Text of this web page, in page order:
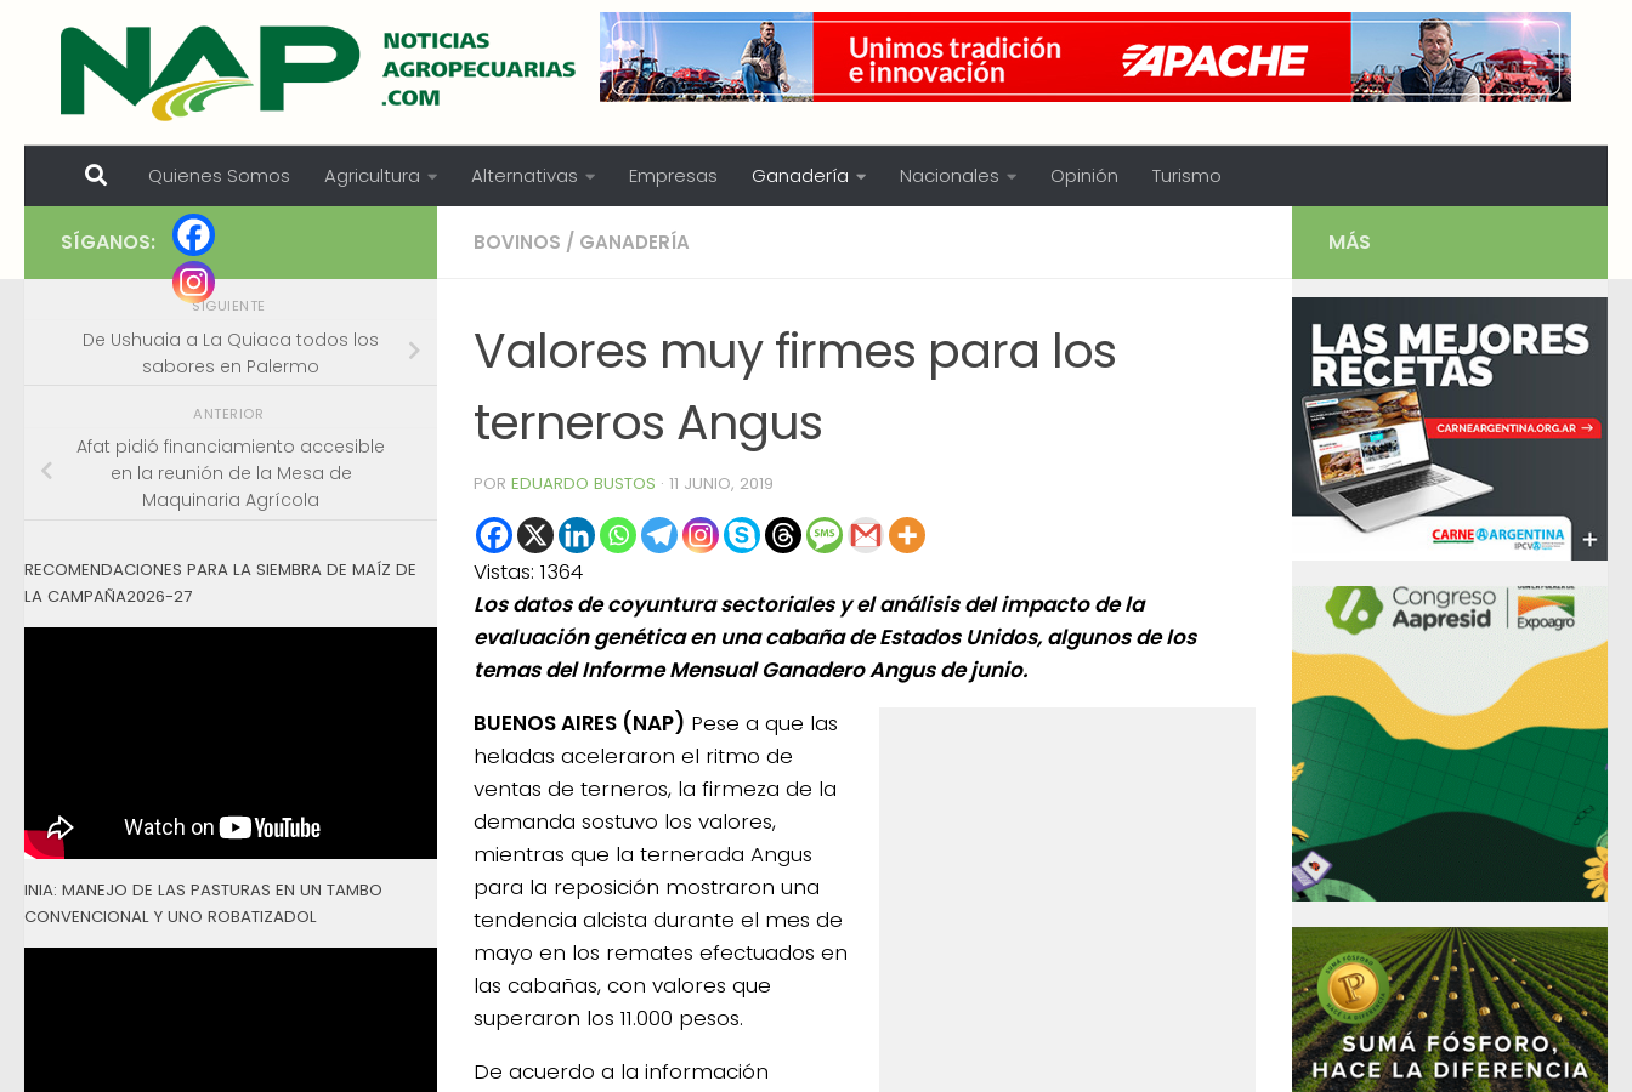
Skip to content
Quienes Somos Agricultura Alternativas Empresas Ganadería Nacionales Opinión Turismo
BOVINOS / GANADERÍA
Valores muy firmes para los
terneros Angus
POR EDUARDO BUSTOS · 11 JUNIO, 2019
Vistas: 1364
Los datos de coyuntura sectoriales y el análisis del impacto de la
evaluación genética en una cabaña de Estados Unidos, algunos de los
temas del Informe Mensual Ganadero Angus de junio.
BUENOS AIRES (NAP) Pese a que las
heladas aceleraron el ritmo de
ventas de terneros, la firmeza de la
demanda sostuvo los valores,
mientras que la ternerada Angus
para la reposición mostraron una
tendencia alcista durante el mes de
mayo en los remates efectuados en
las cabañas, con valores que
superaron los 11.000 pesos.
De acuerdo a la información
SÍGANOS:
SIGUIENTE
De Ushuaia a La Quiaca todos los
sabores en Palermo
ANTERIOR
Afat pidió financiamiento accesible
en la reunión de la Mesa de
Maquinaria Agrícola
RECOMENDACIONES PARA LA SIEMBRA DE MAÍZ DE
LA CAMPAÑA2026-27
INIA: MANEJO DE LAS PASTURAS EN UN TAMBO
CONVENCIONAL Y UNO ROBATIZADOL
MÁS